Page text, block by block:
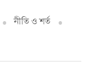
নীতি ও শর্ত